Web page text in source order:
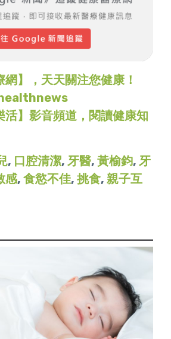
】，天天關注您健康！
活】影音頻道，閱讀健康知
, 口腔清潔, 牙醫, 黃榆鈞, 牙
感, 食慾不佳, 挑食, 親子互